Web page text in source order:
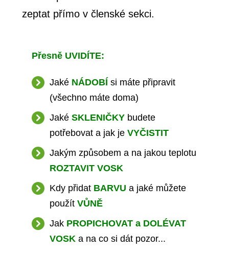
zeptat přímo v členské sekci.
Přesně UVIDÍTE:
Jaké NÁDOBÍ si máte připravit
(všechno máte doma)
JakéSKLENIČKY budete
potřebovat a jak jeVYČISTIT
Jakým způsobem a na jakou teplotu
ROZTAVIT VOSK
Kdy přidat BARVU a jaké můžete
použítVŮNĚ
Jak PROPICHOVAT a DOLÉVAT
VOSK a na co si dát pozor...